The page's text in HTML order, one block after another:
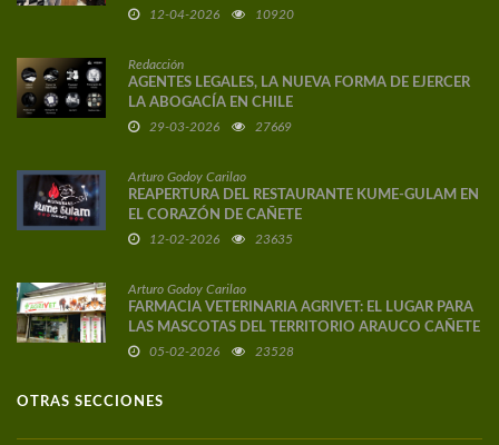
DE AUTOR
12-04-2026 10920
Redacción
AGENTES LEGALES, LA NUEVA FORMA DE EJERCER
LA ABOGACÍA EN CHILE
29-03-2026 27669
Arturo Godoy Carilao
REAPERTURA DEL RESTAURANTE KUME-GULAM EN
EL CORAZÓN DE CAÑETE
12-02-2026 23635
Arturo Godoy Carilao
FARMACIA VETERINARIA AGRIVET: EL LUGAR PARA
LAS MASCOTAS DEL TERRITORIO ARAUCO CAÑETE
05-02-2026 23528
OTRAS SECCIONES